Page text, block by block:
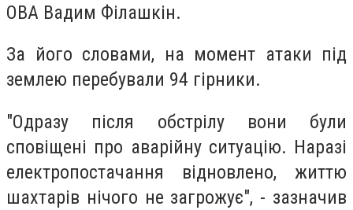
ОВА Вадим Філашкін.
За його словами, на момент атаки під
землею перебували 94 гірники.
"Одразу після обстрілу вони були
сповіщені про аварійну ситуацію. Наразі
електропостачання відновлено, життю
шахтарів нічого не загрожує", - зазначив